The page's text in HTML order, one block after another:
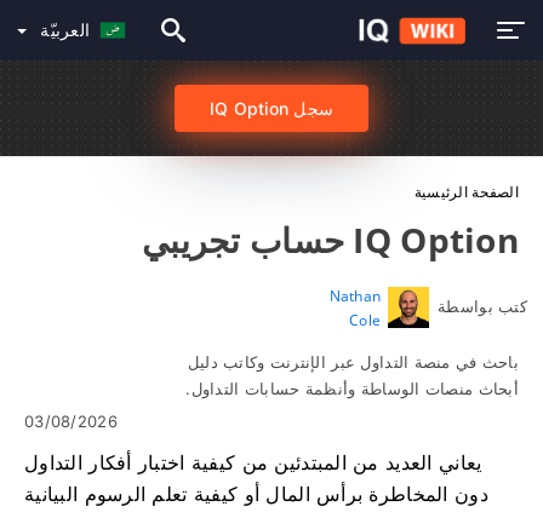
العربيّة
سجل IQ Option
الصفحة الرئيسية
IQ Option حساب تجريبي
كتب بواسطة
Nathan
Cole
باحث في منصة التداول عبر الإنترنت وكاتب دليل
أبحاث منصات الوساطة وأنظمة حسابات التداول.
03/08/2026
يعاني العديد من المبتدئين من كيفية اختبار أفكار التداول
دون المخاطرة برأس المال أو كيفية تعلم الرسوم البيانية